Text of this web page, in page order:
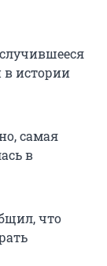
истории
самая
в
что